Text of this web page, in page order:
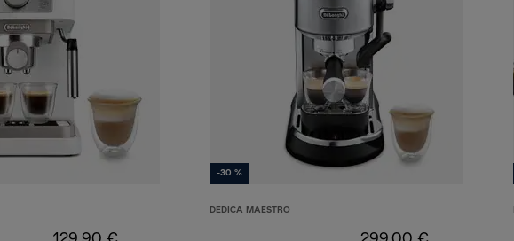
-30 %
DEDICA MAESTRO